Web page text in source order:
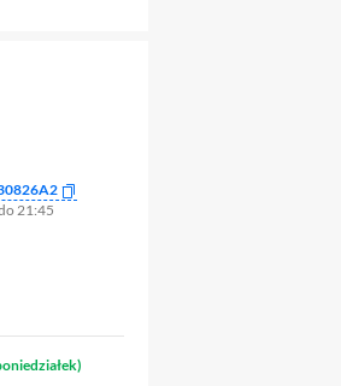
zł
21:45